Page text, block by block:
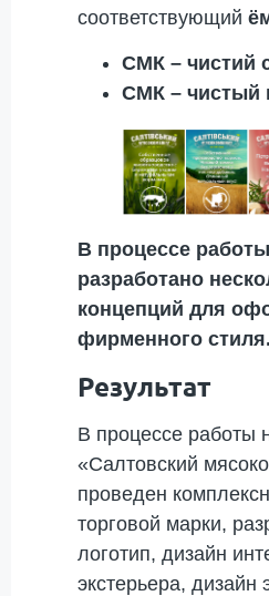
соответствующий
СМК – чистий
СМК – чистый
В процессе
разработано
концепций для
фирменного стиля.
Результат
В процессе работы
«Салтовский
проведен
торговой марки,
логотип, дизайн
экстерьера, дизайн